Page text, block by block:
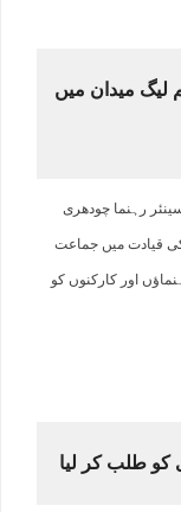
لیگ میدان میں
رہنما چودھری
قیادت میں جماعت
اور کارکنوں کو